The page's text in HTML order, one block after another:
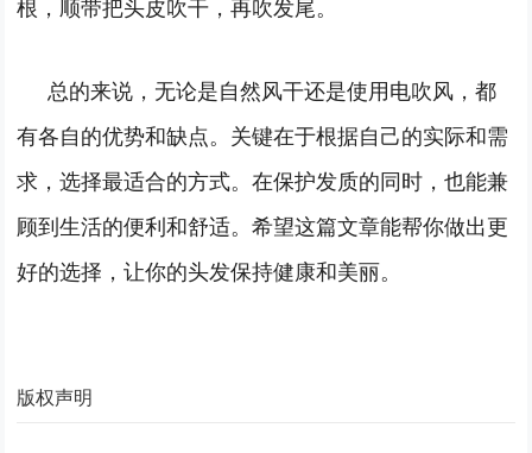
根，顺带把头皮吹干，再吹发尾。
总的来说，无论是自然风干还是使用电吹风，都
有各自的优势和缺点。关键在于根据自己的实际和需
求，选择最适合的方式。在保护发质的同时，也能兼
顾到生活的便利和舒适。希望这篇文章能帮你做出更
好的选择，让你的头发保持健康和美丽。
版权声明